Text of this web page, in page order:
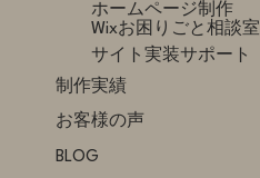
ホームページ制作
Wixお困りごと相談室
サイト実装サポート
制作実績
お客様の声
BLOG